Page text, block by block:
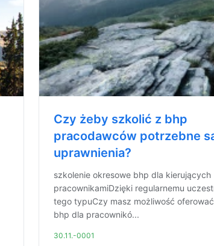
Czy żeby szkolić z bhp
pracodawców potrzebne
uprawnienia?
szkolenie okresowe bhp dla kierujących
pracownikamiDzięki regularnemu
tego typuCzy masz możliwość
bhp dla pracownikó...
30.11.-0001